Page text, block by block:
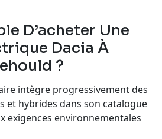
D’acheter Une
Dacia À
?
intègre progressivement des
et hybrides dans son catalogue
exigences environnementales